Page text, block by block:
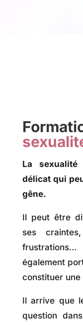
La
délicat qui
gêne.
Il peut être
ses
également
constituer une
Il arrive que
question